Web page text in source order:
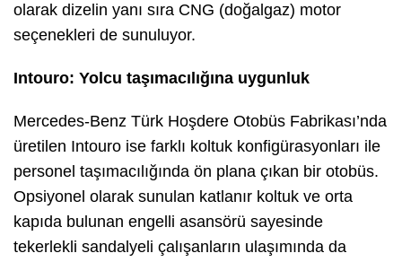
olarak dizelin yanı sıra CNG (doğalgaz) motor
seçenekleri de sunuluyor.
Intouro: Yolcu taşımacılığına uygunluk
Mercedes-Benz Türk Hoşdere Otobüs Fabrikası’nda
üretilen Intouro ise farklı koltuk konfigürasyonları ile
personel taşımacılığında ön plana çıkan bir otobüs.
Opsiyonel olarak sunulan katlanır koltuk ve orta
kapıda bulunan engelli asansörü sayesinde
tekerlekli sandalyeli çalışanların ulaşımında da